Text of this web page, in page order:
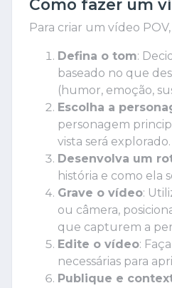
Como fazer um
Para criar um vídeo POV,
Defina o tom:
baseado no que
(humor, emoção,
Escolha a
personagem
vista será explorado.
Desenvolva um
história e como ela
Grave o vídeo:
ou câmera,
que capturem a
Edite o vídeo:
necessárias para
Publique e